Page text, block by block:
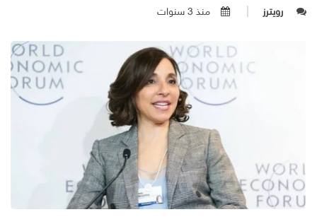
رويترز منذ 3 سنوات